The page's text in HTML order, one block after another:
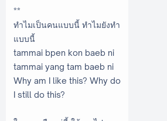
**
ทำไมเป็นคนแบบนี้ ทำไมยังทำ
แบบนี้
tammai bpen kon baeb ni
tammai yang tam baeb ni
Why am I like this? Why do
I still do this?